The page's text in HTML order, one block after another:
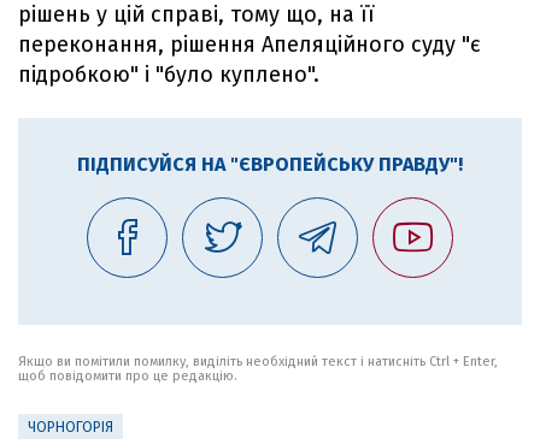
рішень у цій справі, тому що, на її
переконання, рішення Апеляційного суду "є
підробкою" і "було куплено".
ПІДПИСУЙСЯ НА "ЄВРОПЕЙСЬКУ ПРАВДУ"!
Якщо ви помітили помилку, виділіть необхідний текст і натисніть Ctrl + Enter,
щоб повідомити про це редакцію.
ЧОРНОГОРІЯ